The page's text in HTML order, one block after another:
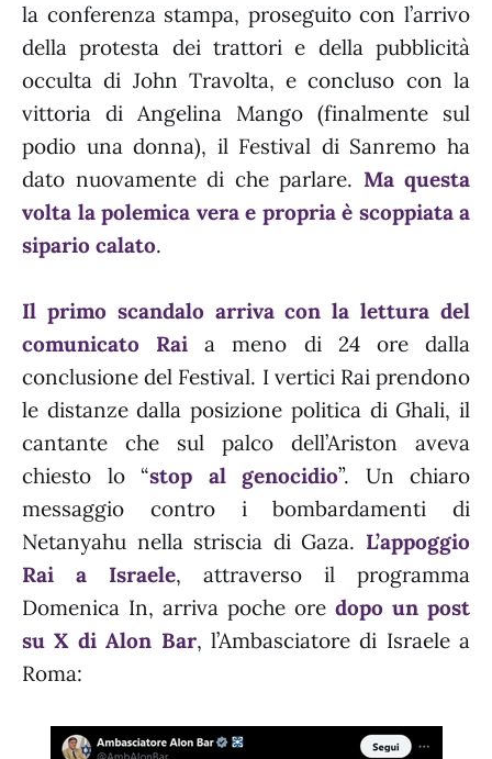
la conferenza stampa, proseguito con l’arrivo
della protesta dei trattori e della pubblicità
occulta di John Travolta, e concluso con la
vittoria di Angelina Mango (finalmente sul
podio una donna), il Festival di Sanremo ha
dato nuovamente di che parlare. Ma questa
volta la polemica vera e propria è scoppiata a
sipario calato.
Il primo scandalo arriva con la lettura del
comunicato Rai a meno di 24 ore dalla
conclusione del Festival. I vertici Rai prendono
le distanze dalla posizione politica di Ghali, il
cantante che sul palco dell’Ariston aveva
chiesto lo “stop al genocidio”. Un chiaro
messaggio contro i bombardamenti di
Netanyahu nella striscia di Gaza. L’appoggio
Rai a Israele, attraverso il programma
Domenica In, arriva poche ore dopo un post
su X di Alon Bar, l’Ambasciatore di Israele a
Roma: